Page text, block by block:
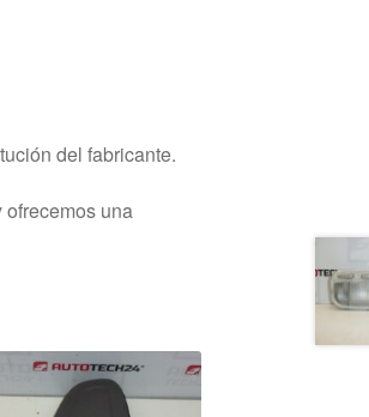
del fabricante.
una